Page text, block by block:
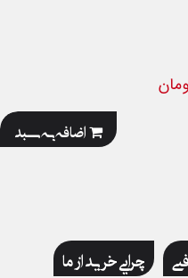
اضافه به سبد
چرایی خرید از ما